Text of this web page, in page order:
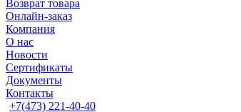
Возврат товара
Онлайн-заказ
Компания
О нас
Новости
Сертификаты
Документы
Контакты
+7(473) 221-40-40